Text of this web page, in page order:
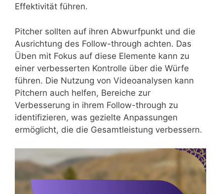
Effektivität führen.
Pitcher sollten auf ihren Abwurfpunkt und die
Ausrichtung des Follow-through achten. Das
Üben mit Fokus auf diese Elemente kann zu
einer verbesserten Kontrolle über die Würfe
führen. Die Nutzung von Videoanalysen kann
Pitchern auch helfen, Bereiche zur
Verbesserung in ihrem Follow-through zu
identifizieren, was gezielte Anpassungen
ermöglicht, die die Gesamtleistung verbessern.